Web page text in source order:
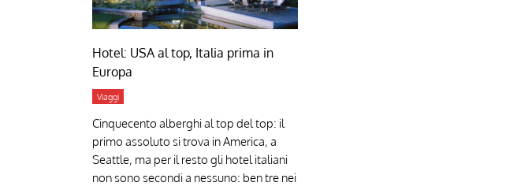
Hotel: USA al top, Italia prima in
Europa
Viaggi
Cinquecento alberghi al top del top: il
primo assoluto si trova in America, a
Seattle, ma per il resto gli hotel italiani
non sono secondi a nessuno: ben tre nei